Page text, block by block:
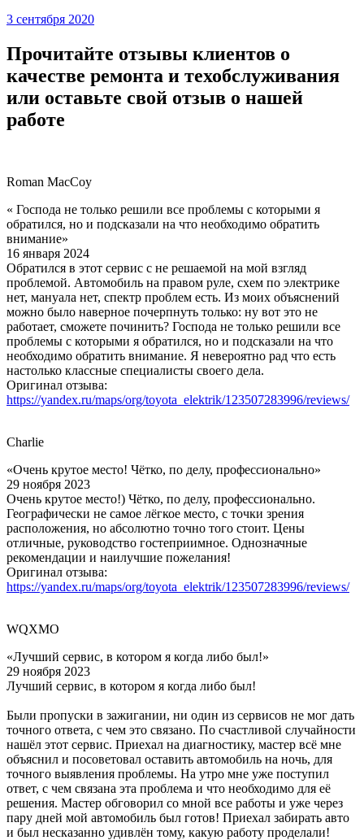
3 сентября 2020
Прочитайте отзывы клиентов о
качестве ремонта и техобслуживания
или оставьте свой отзыв о нашей
работе
Roman MacCoy
« Господа не только решили все проблемы с которыми я
обратился, но и подсказали на что необходимо обратить
внимание»
16 января 2024
Обратился в этот сервис с не решаемой на мой взгляд
проблемой. Автомобиль на правом руле, схем по электрике
нет, мануала нет, спектр проблем есть. Из моих объяснений
можно было наверное почерпнуть только: ну вот это не
работает, сможете починить? Господа не только решили все
проблемы с которыми я обратился, но и подсказали на что
необходимо обратить внимание. Я невероятно рад что есть
настолько классные специалисты своего дела.
Оригинал отзыва:
https://yandex.ru/maps/org/toyota_elektrik/123507283996/reviews/
Charlie
«Очень крутое место! Чётко, по делу, профессионально»
29 ноября 2023
Очень крутое место!) Чётко, по делу, профессионально.
Географически не самое лёгкое место, с точки зрения
расположения, но абсолютно точно того стоит. Цены
отличные, руководство гостеприимное. Однозначные
рекомендации и наилучшие пожелания!
Оригинал отзыва:
https://yandex.ru/maps/org/toyota_elektrik/123507283996/reviews/
WQXMO
«Лучший сервис, в котором я когда либо был!»
29 ноября 2023
Лучший сервис, в котором я когда либо был!
Были пропуски в зажигании, ни один из сервисов не мог дать
точного ответа, с чем это связано. По счастливой случайности
нашёл этот сервис. Приехал на диагностику, мастер всё мне
объяснил и посоветовал оставить автомобиль на ночь, для
точного выявления проблемы. На утро мне уже поступил
ответ, с чем связана эта проблема и что необходимо для её
решения. Мастер обговорил со мной все работы и уже через
пару дней мой автомобиль был готов! Приехал забирать авто
и был несказанно удивлён тому, какую работу проделали!